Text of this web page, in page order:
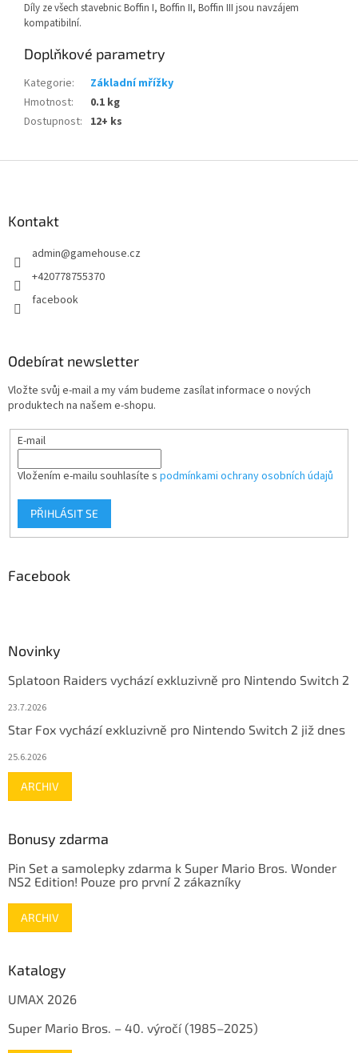
Díly ze všech stavebnic Boffin I, Boffin II, Boffin III jsou navzájem
kompatibilní.
Doplňkové parametry
Kategorie:
Základní mřížky
Hmotnost:
0.1 kg
Dostupnost: 12+ ks
Kontakt
admin@gamehouse.cz
+420778755370
facebook
Odebírat newsletter
Vložte svůj e-mail a my vám budeme zasílat informace o nových
produktech na našem e-shopu.
E-mail
Vložením e-mailu souhlasíte s podmínkami ochrany osobních údajů
PŘIHLÁSIT SE
Facebook
Novinky
Splatoon Raiders vychází exkluzivně pro Nintendo Switch 2
23.7.2026
Star Fox vychází exkluzivně pro Nintendo Switch 2 již dnes
25.6.2026
ARCHIV
Bonusy zdarma
Pin Set a samolepky zdarma k Super Mario Bros. Wonder
NS2 Edition! Pouze pro první 2 zákazníky
ARCHIV
Katalogy
UMAX 2026
Super Mario Bros. – 40. výročí (1985–2025)